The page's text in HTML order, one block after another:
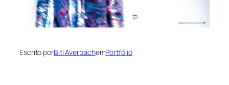
Escrito porBiti AverbachemPortfólio